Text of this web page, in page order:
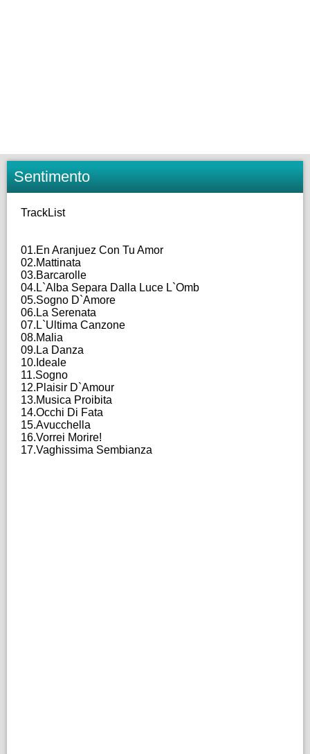
Sentimento
TrackList
01.En Aranjuez Con Tu Amor
02.Mattinata
03.Barcarolle
04.L`Alba Separa Dalla Luce L`Omb
05.Sogno D`Amore
06.La Serenata
07.L`Ultima Canzone
08.Malia
09.La Danza
10.Ideale
11.Sogno
12.Plaisir D`Amour
13.Musica Proibita
14.Occhi Di Fata
15.Avucchella
16.Vorrei Morire!
17.Vaghissima Sembianza